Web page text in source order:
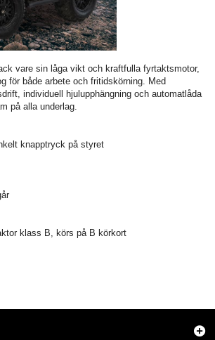
vare sin låga vikt och kraftfulla fyrtaktsmotor,
för både arbete och fritidskörning. Med
individuell hjulupphängning och automatlåda
på alla underlag.
knapptryck på styret
klass B, körs på B körkort